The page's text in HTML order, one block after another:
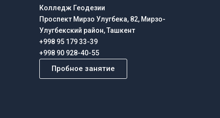
Колледж Геодезии
Проспект Мирзо Улугбека, 82, Мирзо-
Улугбекский район, Ташкент
+998 95 179 33-39
+998 90 928-40-55
Пробное занятие